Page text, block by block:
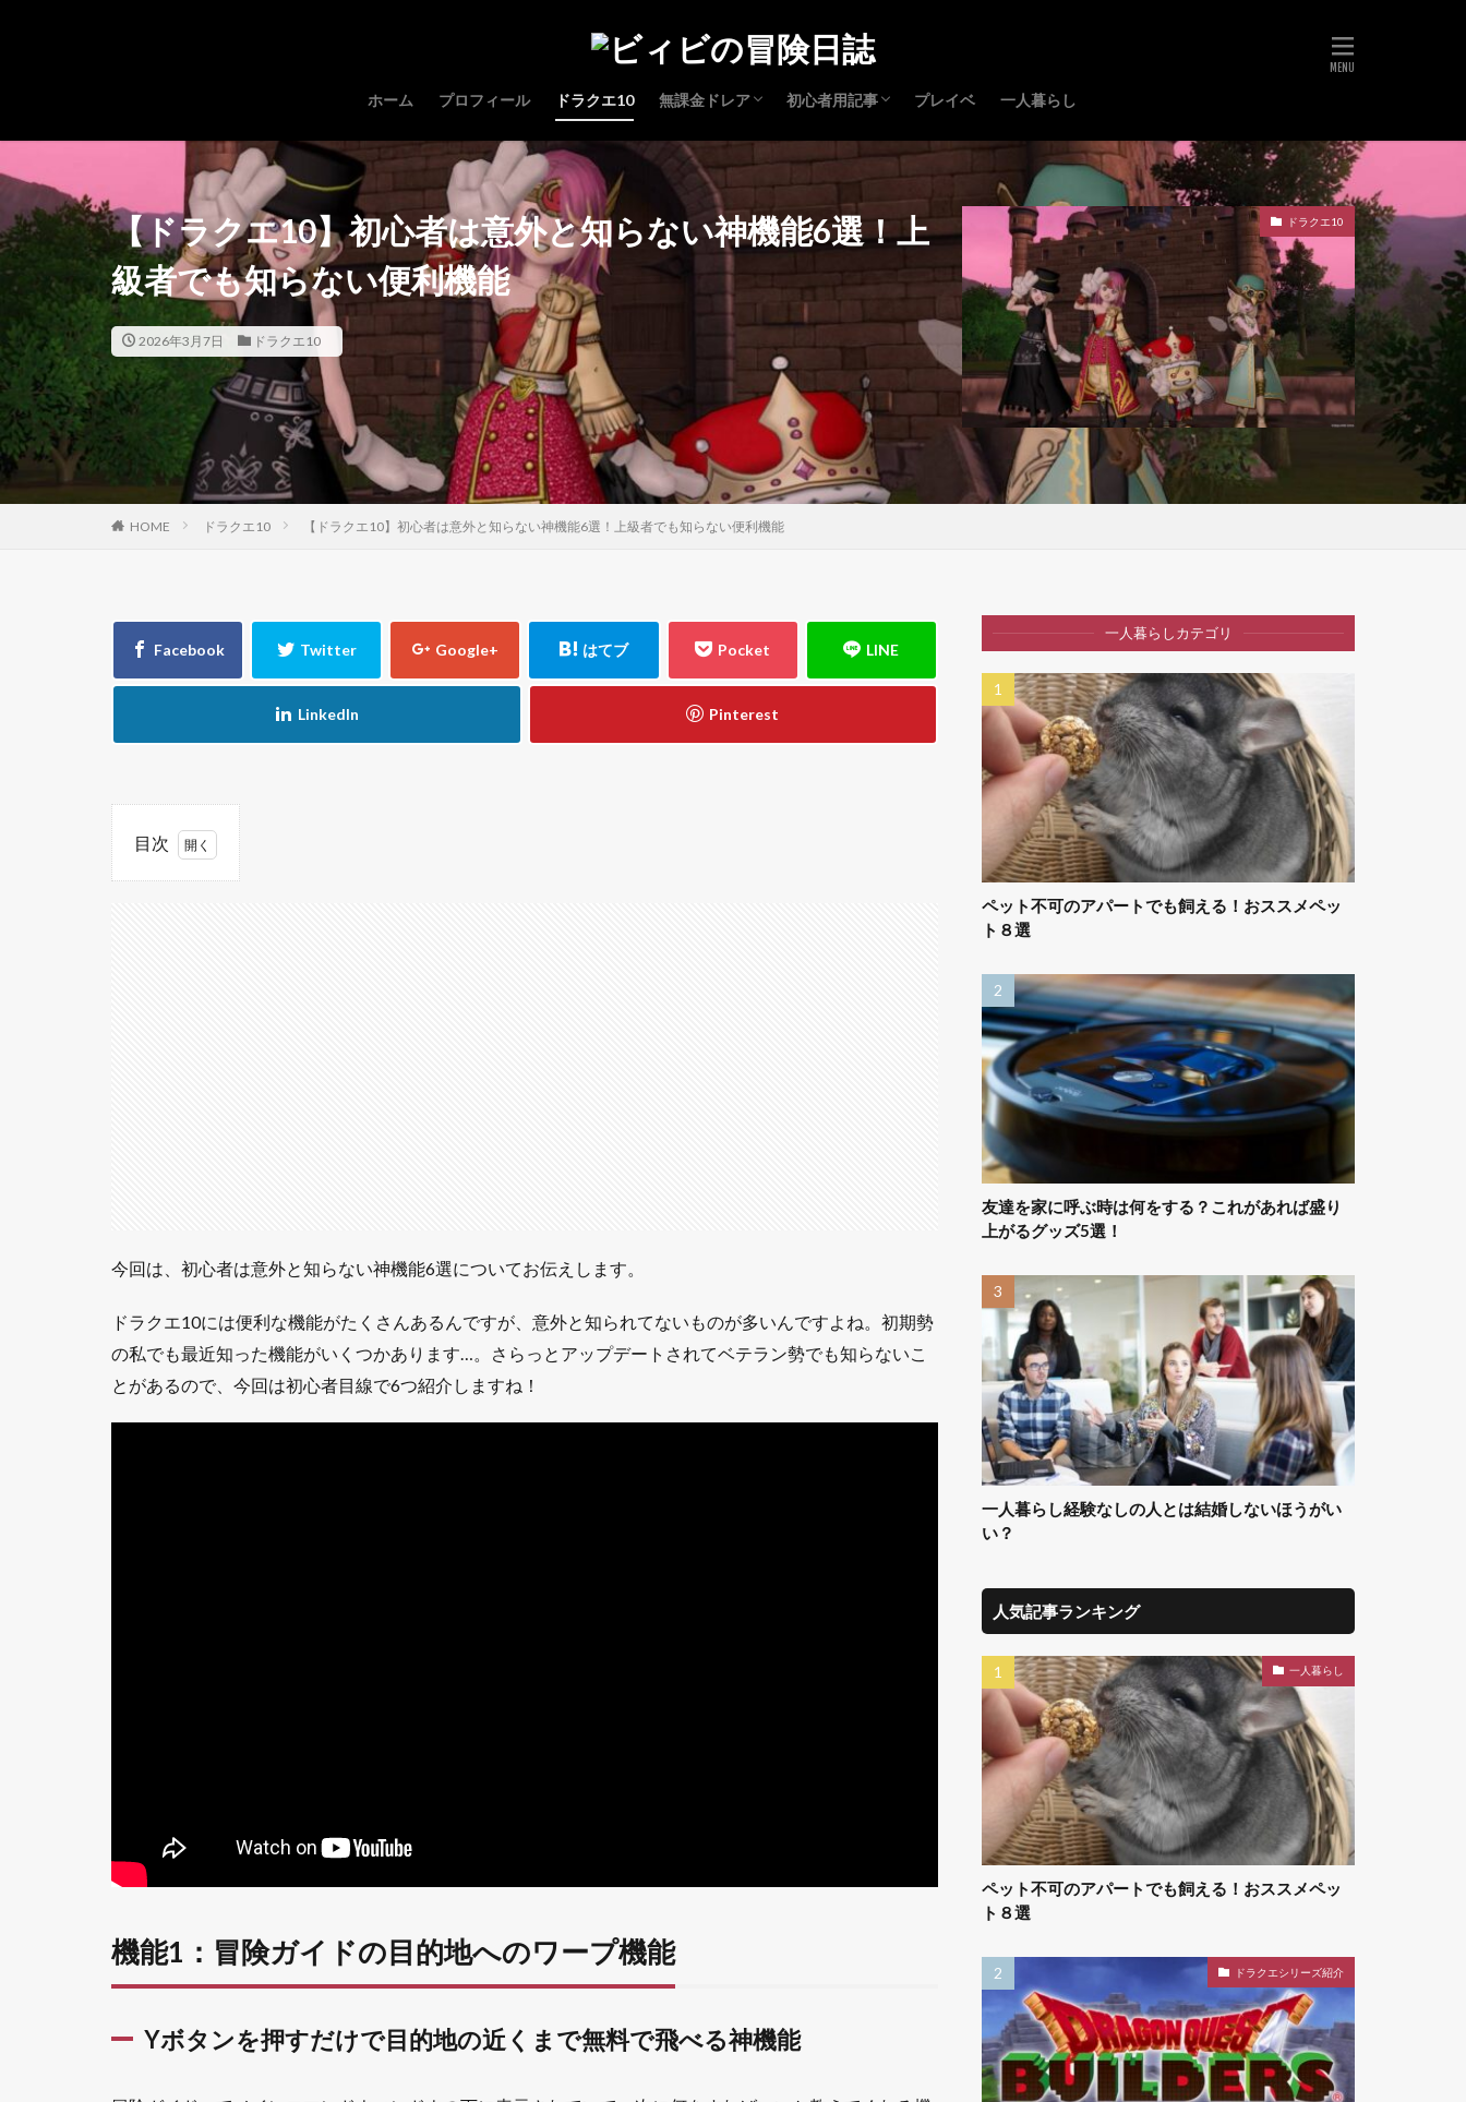
ホーム プロフィール ドラクエ10 無課金ドレア
コスプレドレア
初心者用記事
レベル上げ
プレイベ 一人暮らし
【ドラクエ10】初心者は意外と知らない神機能6選！上
級者でも知らない便利機能
2026年3月7日 ドラクエ10
ドラクエ10
HOME ドラクエ10 【ドラクエ10】初心者は意外と知らない神機能6選！上級者でも知らない便利機能
目次
で目的
くまで
無料で
飛べる
神機能
にシ
ョー
トカ
録す
だいじ
今回は、初心者は意外と知らない神機能6選についてお伝えします。
ドラクエ10には便利な機能がたくさんあるんですが、意外と知られてないものが多いんですよね。初期勢
の私でも最近知った機能がいくつかあります…。さらっとアップデートされてベテラン勢でも知らないこ
とがあるので、今回は初心者目線で6つ紹介しますね！
機能1：冒険ガイドの目的地へのワープ機能
Yボタンを押すだけで目的地の近くまで無料で飛べる神機能
一人暮らしカテゴリ
ペット不可のアパートでも飼える！おススメペッ
ト８選
友達を家に呼ぶ時は何をする？これがあれば盛り
上がるグッズ5選！
一人暮らし経験なしの人とは結婚しないほうがい
い？
人気記事ランキング
一人暮らし
ペット不可のアパートでも飼える！おススメペッ
ト８選
ドラクエシリーズ紹介